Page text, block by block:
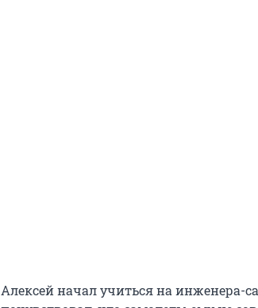
Алексей начал учиться на инженера-